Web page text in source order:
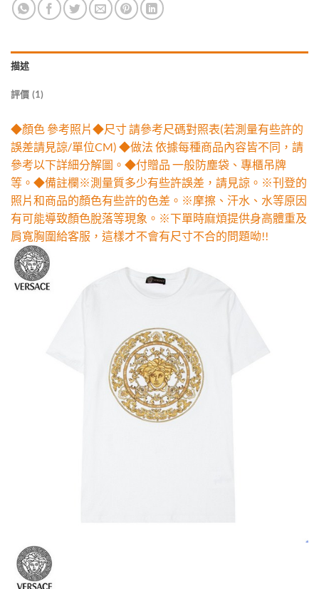
描述
評價 (1)
◆顏色 參考照片◆尺寸 請參考尺碼對照表(若測量有些許的
誤差請見諒/單位CM) ◆做法 依據每種商品內容皆不同，請
參考以下詳細分解圖。◆付贈品 一般防塵袋、專櫃吊牌
等。◆備註欄※測量質多少有些許誤差，請見諒。※刊登的
照片和商品的顏色有些許的色差。※摩擦、汗水、水等原因
有可能導致顏色脫落等現象。※下單時麻煩提供身高體重及
肩寬胸圍給客服，這樣才不會有尺寸不合的問題呦!!